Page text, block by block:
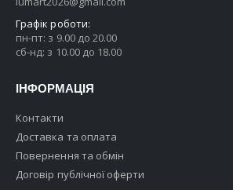
Графік роботи:
пн-пт: з 9.00 до 20.00
сб-нд: з 10.00 до 18.00
ІНФОРМАЦІЯ
Контакти
Доставка та оплата
Повернення та обмін
Договір публічної оферти